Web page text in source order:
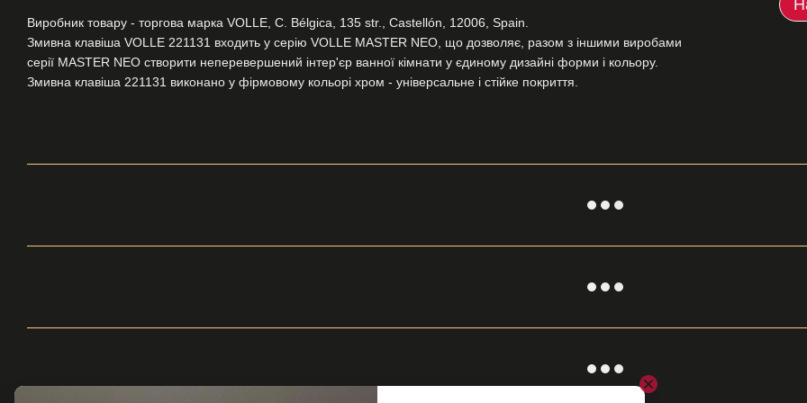
Виробник товару - торгова марка VOLLE, C. Bélgica, 135 str., Castellón, 12006, Spain.
Змивна клавіша VOLLE 221131 входить у серію VOLLE MASTER NEO, що дозволяє, разом з іншими виробами
серії MASTER NEO створити неперевершений інтер'єр ванної кімнати у єдиному дизайні форми і кольору.
Змивна клавіша 221131 виконано у фірмовому кольорі хром - універсальне і стійке покриття.